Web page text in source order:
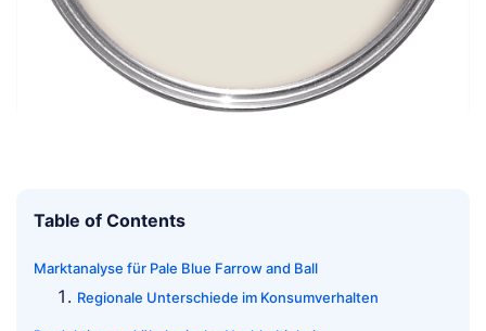
Table of Contents
Marktanalyse für Pale Blue Farrow and Ball
Regionale Unterschiede im Konsumverhalten